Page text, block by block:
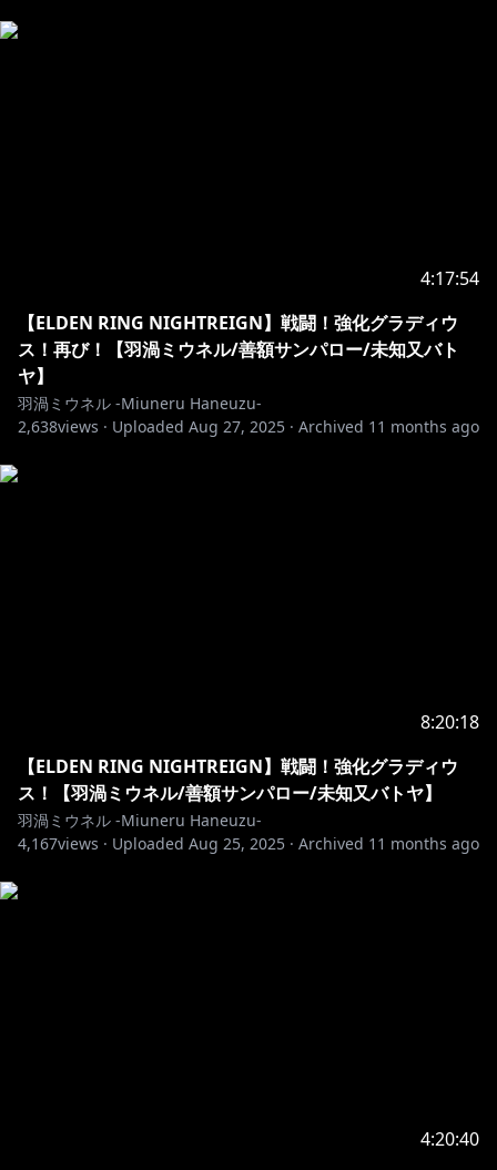
4:17:54
【ELDEN RING NIGHTREIGN】戦闘！強化グラディウ
ス！再び！【羽渦ミウネル/善額サンパロー/未知又バト
ヤ】
羽渦ミウネル -Miuneru Haneuzu-
2,638views · Uploaded Aug 27, 2025 · Archived 11 months ago
8:20:18
【ELDEN RING NIGHTREIGN】戦闘！強化グラディウ
ス！【羽渦ミウネル/善額サンパロー/未知又バトヤ】
羽渦ミウネル -Miuneru Haneuzu-
4,167views · Uploaded Aug 25, 2025 · Archived 11 months ago
4:20:40